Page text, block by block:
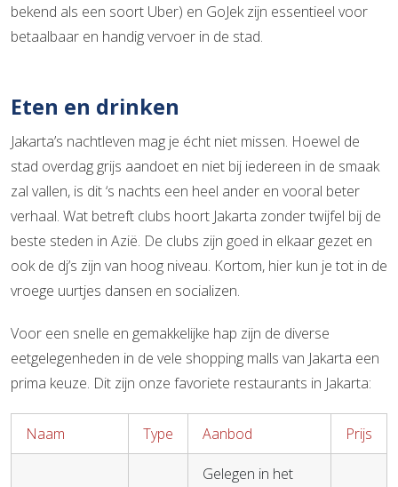
bekend als een soort Uber) en GoJek zijn essentieel voor
betaalbaar en handig vervoer in de stad.
Eten en drinken
Jakarta’s nachtleven mag je écht niet missen. Hoewel de
stad overdag grijs aandoet en niet bij iedereen in de smaak
zal vallen, is dit ‘s nachts een heel ander en vooral beter
verhaal. Wat betreft clubs hoort Jakarta zonder twijfel bij de
beste steden in Azië. De clubs zijn goed in elkaar gezet en
ook de dj’s zijn van hoog niveau. Kortom, hier kun je tot in de
vroege uurtjes dansen en socializen.
Voor een snelle en gemakkelijke hap zijn de diverse
eetgelegenheden in de vele shopping malls van Jakarta een
prima keuze. Dit zijn onze favoriete restaurants in Jakarta:
Naam Type Aanbod Prijs
Gelegen in het